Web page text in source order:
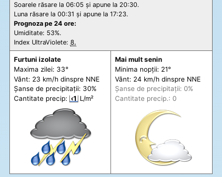
Soarele răsare la 06:05 și apune la 20:30.
Luna răsare la 00:31 și apune la 17:23.
Prognoza pe 24 ore:
Umiditate: 53%.
Index UltraViolete: 8.
Furtuni izolate
Maxima zilei: 33°
Vânt: 23 km/h dinspre NNE
Șanse de precipitații: 30%
Cantitate precip: ‹1 L/m²
Mai mult senin
Minima nopții: 21°
Vânt: 24 km/h dinspre NNE
Șanse de precipitații: 0%
Cantitate precip.: 0